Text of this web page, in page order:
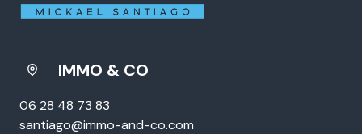
IMMO & CO
06 28 48 73 83
santiago@immo-and-co.com